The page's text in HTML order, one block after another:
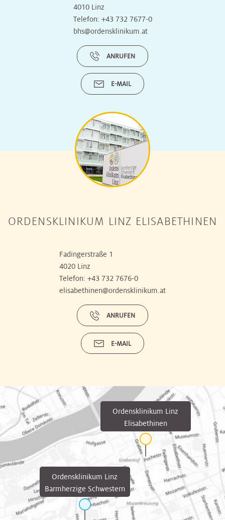
4010 Linz
Telefon: +43 732 7677-0
bhs@ordensklinikum.at
ANRUFEN
E-MAIL
ORDENSKLINIKUM LINZ ELISABETHINEN
Fadingerstraße 1
4020 Linz
Telefon: +43 732 7676-0
elisabethinen@ordensklinikum.at
ANRUFEN
E-MAIL
Ordensklinikum Linz
Barmherzige Schwestern
Ordensklinikum Linz
Elisabethinen